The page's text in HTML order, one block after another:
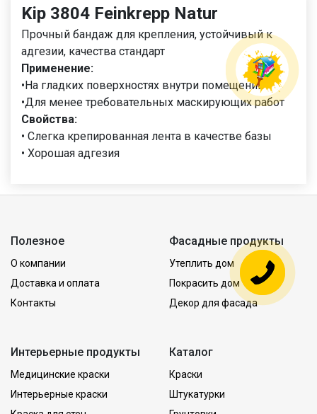
Kip 3804 Feinkrepp Natur
Прочный бандаж для крепления, устойчивый к
адгезии, качества стандарт
Применение:
•На гладких поверхностях внутри помещений
•Для менее требовательных маскирующих работ
Свойства:
• Слегка крепированная лента в качестве базы
• Хорошая адгезия
Полезное
О компании
Доставка и оплата
Контакты
Фасадные продукты
Утеплить дом
Покрасить дом
Декор для фасада
Интерьерные продукты
Медицинские краски
Интерьерные краски
Каталог
Краски
Штукатурки